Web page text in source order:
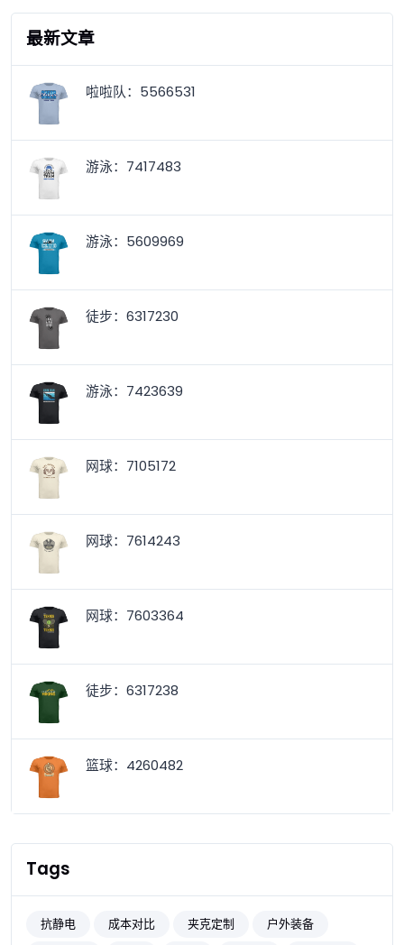
最新文章
啦啦队：5566531
游泳：7417483
游泳：5609969
徒步：6317230
游泳：7423639
网球：7105172
网球：7614243
网球：7603364
徒步：6317238
篮球：4260482
Tags
抗静电 成本对比 夹克定制
户外装备